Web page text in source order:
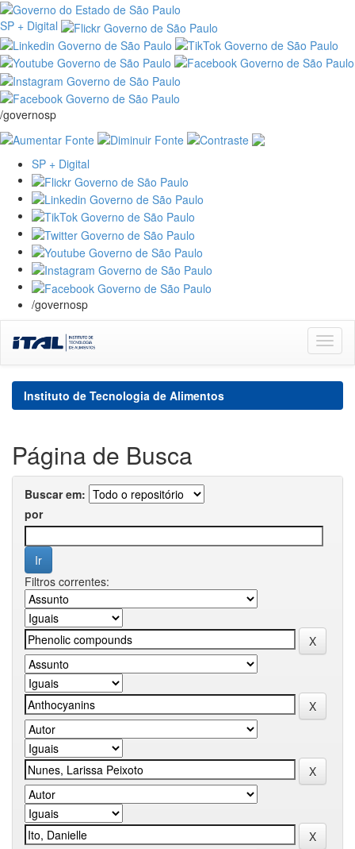
SP + Digital
/governosp
SP + Digital
/governosp
navigation
Instituto de Tecnologia de Alimentos
Página de Busca
Buscar em:
por
Filtros correntes: